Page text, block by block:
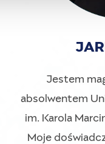
Jestem
absolwentem
im. Karola
Moje